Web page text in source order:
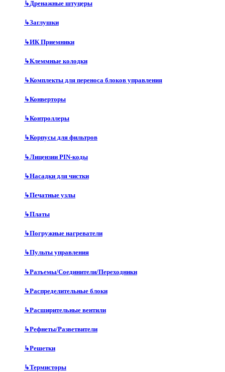
↳Дренажные штуцеры
↳Заглушки
↳ИК Приемники
↳Клеммные колодки
↳Комплекты для переноса блоков управления
↳Конверторы
↳Контроллеры
↳Корпусы для фильтров
↳Лицензии PIN-коды
↳Насадки для чистки
↳Печатные узлы
↳Платы
↳Погружные нагреватели
↳Пульты управления
↳Разъемы/Соединители/Переходники
↳Распределительные блоки
↳Расширительные вентили
↳Рефнеты/Разветвители
↳Решетки
↳Термисторы